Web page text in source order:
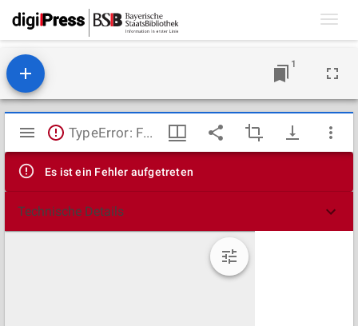
1
Mirador
Viewer
TypeError: Failed to fetch
Es ist ein Fehler aufgetreten
Technische Details